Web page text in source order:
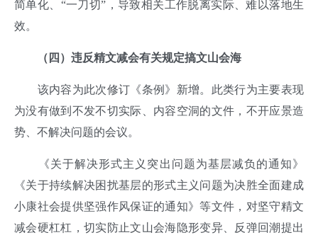
简单化、“一刀切”，导致相关工作脱离实际、难以落地生
效。
（四）违反精文减会有关规定搞文山会海
该内容为此次修订《条例》新增。此类行为主要表现
为没有做到不发不切实际、内容空洞的文件，不开应景造
势、不解决问题的会议。
《关于解决形式主义突出问题为基层减负的通知》
《关于持续解决困扰基层的形式主义问题为决胜全面建成
小康社会提供坚强作风保证的通知》等文件，对坚守精文
减会硬杠杠，切实防止文山会海隐形变异、反弹回潮提出